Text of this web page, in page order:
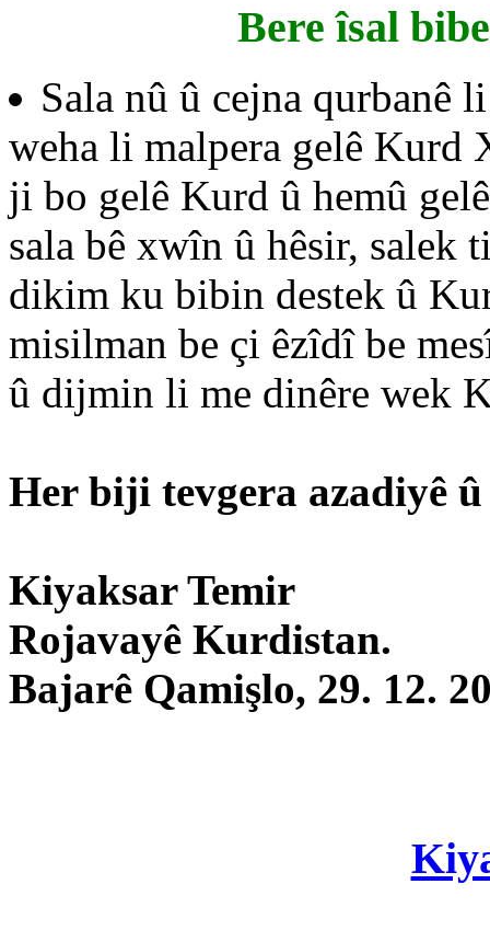
Bere îsal
Sala nû û cejna qurbanê
weha li malpera gelê Kurd
ji bo gelê Kurd û hemû
sala bê xwîn û hêsir, salek
dikim ku bibin destek û
misilman be çi êzîdî be
û dijmin li me dinêre wek
Her biji tevgera azadiyê
Kiyaksar Temir
Rojavayê Kurdistan.
Bajarê Qamişlo, 29. 12.